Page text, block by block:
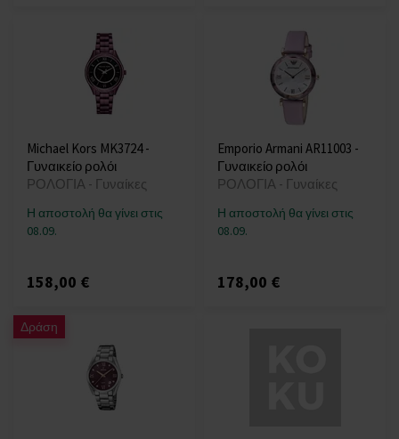
Michael Kors MK3724 -
Γυναικείο ρολόι
ΡΟΛΟΓΙΑ - Γυναίκες
Η αποστολή θα γίνει στις
08.09.
158,00 €
Emporio Armani AR11003 -
Γυναικείο ρολόι
ΡΟΛΟΓΙΑ - Γυναίκες
Η αποστολή θα γίνει στις
08.09.
178,00 €
Δράση